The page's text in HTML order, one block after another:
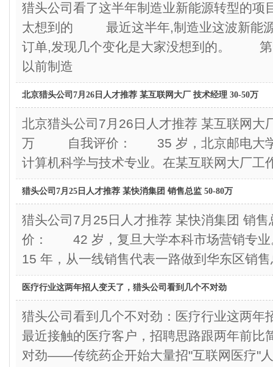
猎头公司看了这半年制造业新能源转型的项
太想到的 最近这半年,制造业这波新能源
订单,发现几个变化是大家没想到的。 第
以前制造
北京猎头公司7月26日人才推荐 某互联网大厂 技术经理 30-50万
北京猎头公司7月26日人才推荐 某互联网大
万 自我评价： 35 岁，北京邮电大学
计算机科学与技术专业。在某互联网大厂工
猎头公司7月25日人才推荐 某快消集团 销售总监 50-80万
猎头公司7月25日人才推荐 某快消集团
价： 42 岁，复旦大学本科市场营销专业
15 年，从一线销售代表一路做到华东区销
医疗行业这两年招人变天了，猎头公司看到几个不对劲
猎头公司看到几个不对劲：医疗行业这
最近接触的医疗客户，招聘思路跟两年前比
对劲——传统药企开始大量招"互联网医疗